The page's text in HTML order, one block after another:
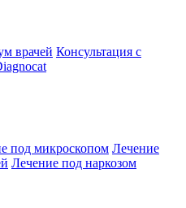
врачей Консультация с
под микроскопом Лечение
Лечение под наркозом